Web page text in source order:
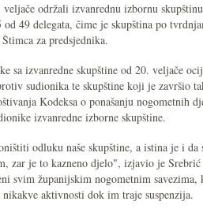
održali izvanrednu izbornu
49 delegata, čime je skupština po
za predsjednika.
sa izvanredne skupštine od 20. veljače
sudionika te skupštine koji je završio
Kodeksa o ponašanju nogometnih
izvanredne izborne skupštine.
odluku naše skupštine, a istina je i da
zar je to kazneno djelo", izjavio je Srebrić
svim županijskim nogometnim savezima,
aktivnosti dok im traje suspenzija.